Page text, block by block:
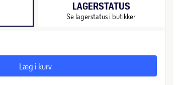
LAGERSTATUS
Se lagerstatus i butikker
Læg i kurv